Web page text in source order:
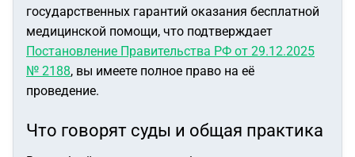
государственных гарантий оказания бесплатной
медицинской помощи, что подтверждает
Постановление Правительства РФ от 29.12.2025
№ 2188, вы имеете полное право на её
проведение.
Что говорят суды и общая практика